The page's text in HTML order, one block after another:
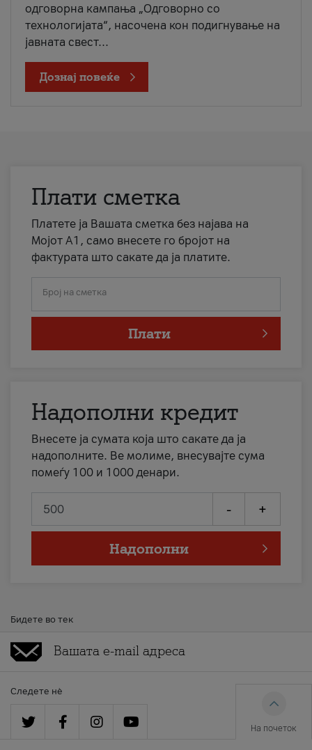
одговорна кампања „Одговорно со
технологијата“, насочена кон подигнување на
јавната свест...
Дознај повеќе
Плати сметка
Платете ја Вашата сметка без најава на
Мојот А1, само внесете го бројот на
фактурата што сакате да ја платите.
Број на сметка
Плати
Надополни кредит
Внесете ја сумата која што сакате да ја
надополните. Ве молиме, внесувајте сума
помеѓу 100 и 1000 денари.
- +
Надополни
Бидете во тек
Следете нè
На почеток